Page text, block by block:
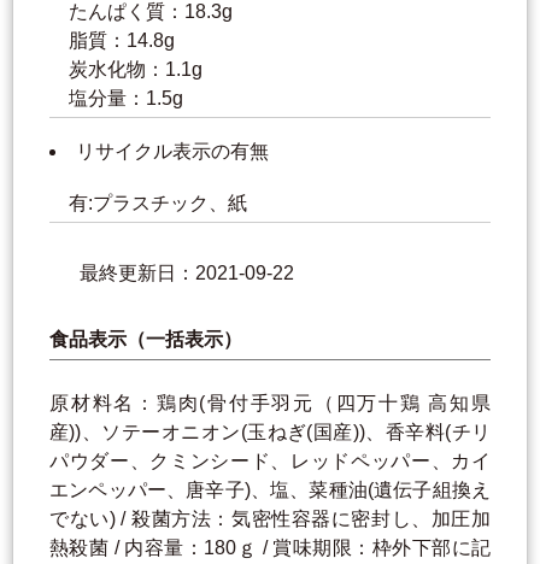
たんぱく質：18.3g
脂質：14.8g
炭水化物：1.1g
塩分量：1.5g
リサイクル表示の有無
有:プラスチック、紙
最終更新日：2021-09-22
食品表示（一括表示）
原材料名：鶏肉(骨付手羽元（四万十鶏 高知県
産))、ソテーオニオン(玉ねぎ(国産))、香辛料(チリ
パウダー、クミンシード、レッドペッパー、カイ
エンペッパー、唐辛子)、塩、菜種油(遺伝子組換え
でない) / 殺菌方法：気密性容器に密封し、加圧加
熱殺菌 / 内容量：180ｇ / 賞味期限：枠外下部に記